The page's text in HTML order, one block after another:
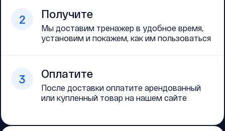
2 Получите
Мы доставим тренажер в удобное время,
установим и покажем, как им пользоваться
3 Оплатите
После доставки оплатите арендованный
или купленный товар на нашем сайте